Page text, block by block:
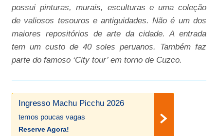
possui pinturas, murais, esculturas e uma coleção
de valiosos tesouros e antiguidades. Não é um dos
maiores repositórios de arte da cidade. A entrada
tem um custo de 40 soles peruanos. Também faz
parte do famoso ‘City tour’ em torno de Cuzco.
Ingresso Machu Picchu 2026
temos poucas vagas
Reserve Agora!